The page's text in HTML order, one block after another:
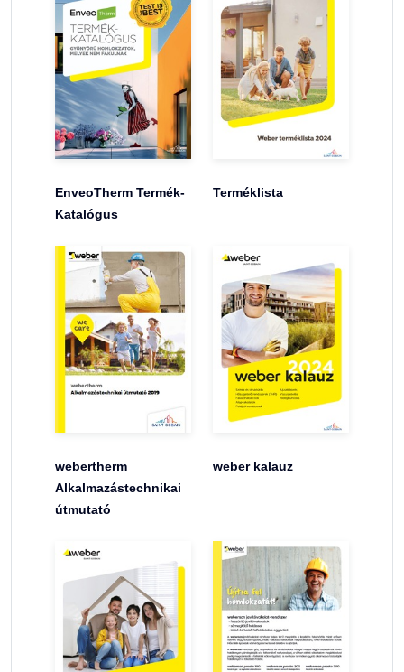
EnveoTherm Termék-
Katalógus
Terméklista
webertherm
Alkalmazástechnikai
útmutató
weber kalauz